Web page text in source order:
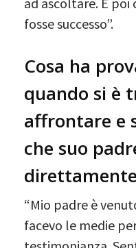
fosse successo”.
Cosa ha
quando si è
affrontare e
che suo
“Mio padre è
facevo le medie